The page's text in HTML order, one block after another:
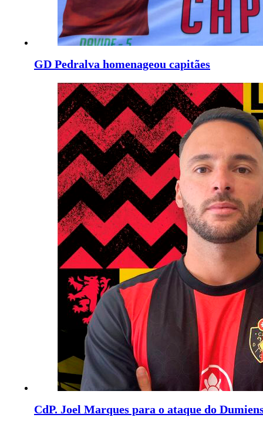
GD Pedralva homenageou capitães
CdP. Joel Marques para o ataque do